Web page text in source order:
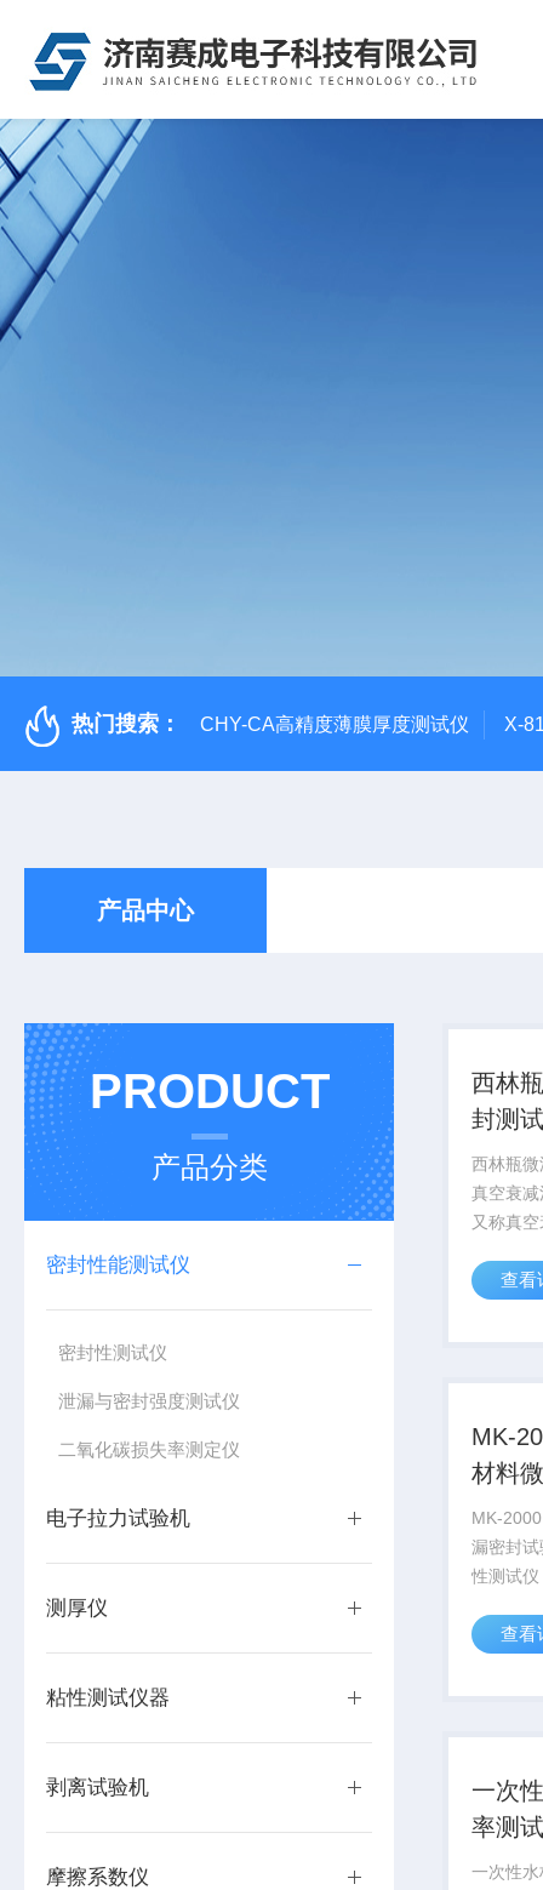
热门搜索： CHY-CA高精度薄膜厚度测试仪 X-
产品中心
PRODUCT
产品分类
密封性能测试仪
密封性测试仪
泄漏与密封强度测试仪
二氧化碳损失率测定仪
电子拉力试验机
测厚仪
粘性测试仪器
剥离试验机
摩擦系数仪
西林
封测
西林瓶
真空衰
又称真
空衰减
粉针剂
查看
MK-
材料
仪
MK-
漏密封
性测试
法，也
剂瓶、
查看
一次
率测
一次性